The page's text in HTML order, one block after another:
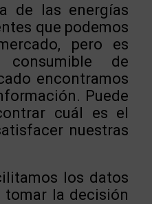
de las energías
que podemos
pero es
de
encontramos
Puede
cuál es el
nuestras
los datos
tomar la decisión